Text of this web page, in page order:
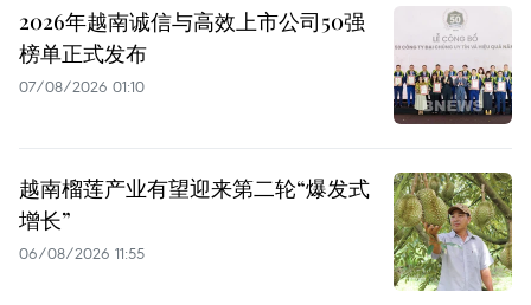
2026年越南诚信与高效上市公司50强
榜单正式发布
07/08/2026 01:10
越南榴莲产业有望迎来第二轮“爆发式
增长”
06/08/2026 11:55